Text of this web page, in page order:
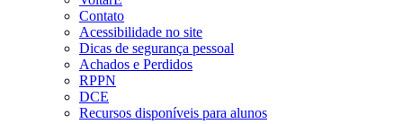
Contato
Acessibilidade no site
Dicas de segurança pessoal
Achados e Perdidos
RPPN
DCE
Recursos disponíveis para alunos